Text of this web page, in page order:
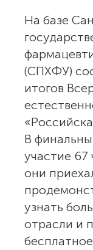
На базе
(СПХФУ)
итогов
В
участие 67
они
узнать
отрасли и